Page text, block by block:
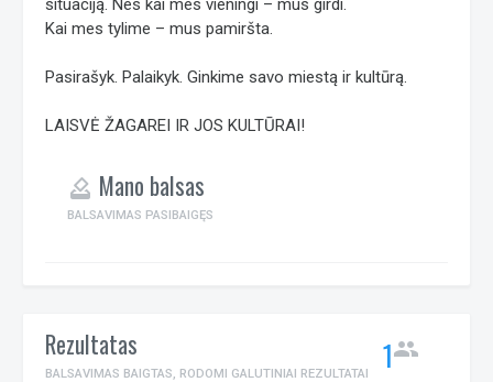
situaciją. Nes kai mes vieningi – mus girdi.
Kai mes tylime – mus pamiršta.
Pasirašyk. Palaikyk. Ginkime savo miestą ir kultūrą.
LAISVĖ ŽAGAREI IR JOS KULTŪRAI!
how_to_vote Mano balsas
BALSAVIMAS PASIBAIGĘS
Rezultatas
BALSAVIMAS BAIGTAS, RODOMI GALUTINIAI REZULTATAI 1people